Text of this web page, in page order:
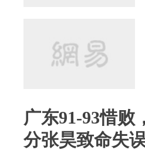
广东91-93惜败
分张昊致命失